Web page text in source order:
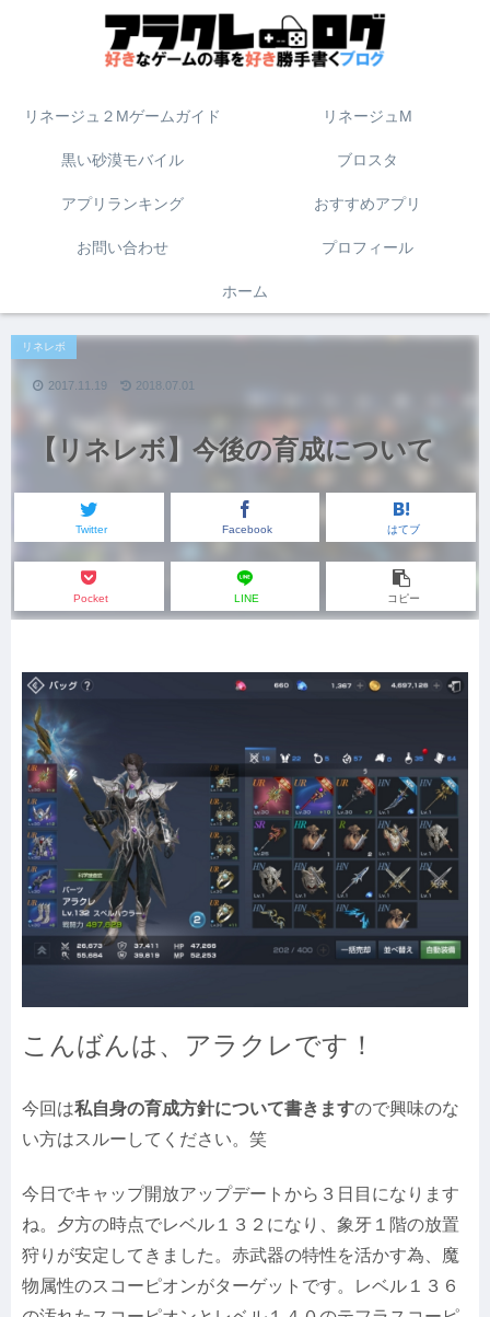
リネージュ２Mゲームガイド リネージュM
黒い砂漠モバイル ブロスタ
アプリランキング おすすめアプリ
お問い合わせ プロフィール
ホーム
【リネレボ】今後の育成について
リネレボ
Twitter Facebook はてブ
Pocket LINE コピー
2018.07.01
2017.11.19
こんばんは、アラクレです！
今回は私自身の育成方針について書きますので興味のな
い方はスルーしてください。笑
今日でキャップ開放アップデートから３日目になります
ね。夕方の時点でレベル１３２になり、象牙１階の放置
狩りが安定してきました。赤武器の特性を活かす為、魔
物属性のスコーピオンがターゲットです。レベル１３６